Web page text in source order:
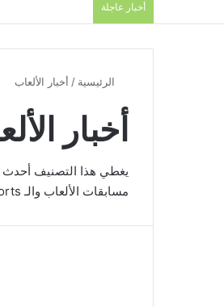
أخبار عاجلة
الرئيسية / أخبار الألعاب
أخبار
يغطي هذا التصنيف أحدث
مسابقات الألعاب والـ eSports.